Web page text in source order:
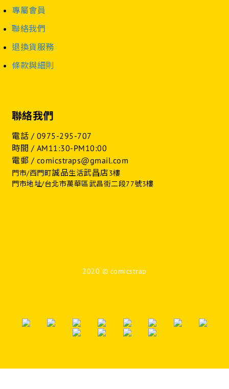
專屬會員
聯絡我們
退換貨服務
條款與細則
聯絡我們
電話 / 0975-295-707
時間 / AM11:30-PM10:00
電郵 / comicstraps@gmail.com
門市/西門町誠品生活武昌店3樓
門市地址/台北市萬華區武昌街二段77號3樓
2020 © comicstrap